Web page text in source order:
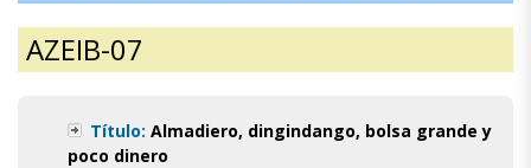
AZEIB-07
Título: Almadiero, dingindango, bolsa grande y
poco dinero